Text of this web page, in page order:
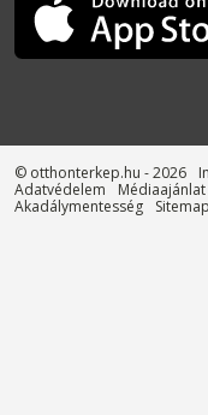
© otthonterkep.hu - 2026
Adatvédelem
Médiaajánlat
Akadálymentesség
Sitemap